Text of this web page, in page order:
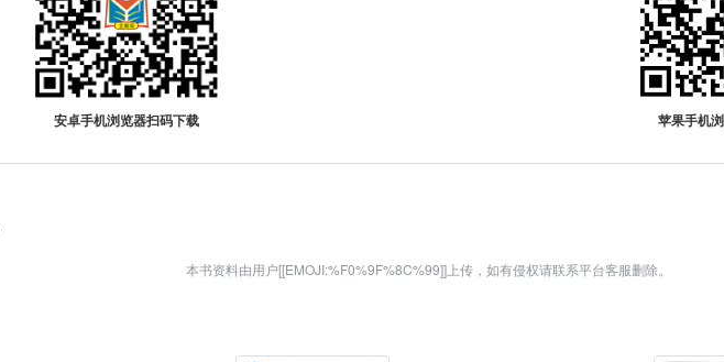
安卓手机浏览器扫码下载 苹果手机
本书资料由用户[[EMOJI:%F0%9F%8C%99]]上传，如有侵权请联系平台客服删除。